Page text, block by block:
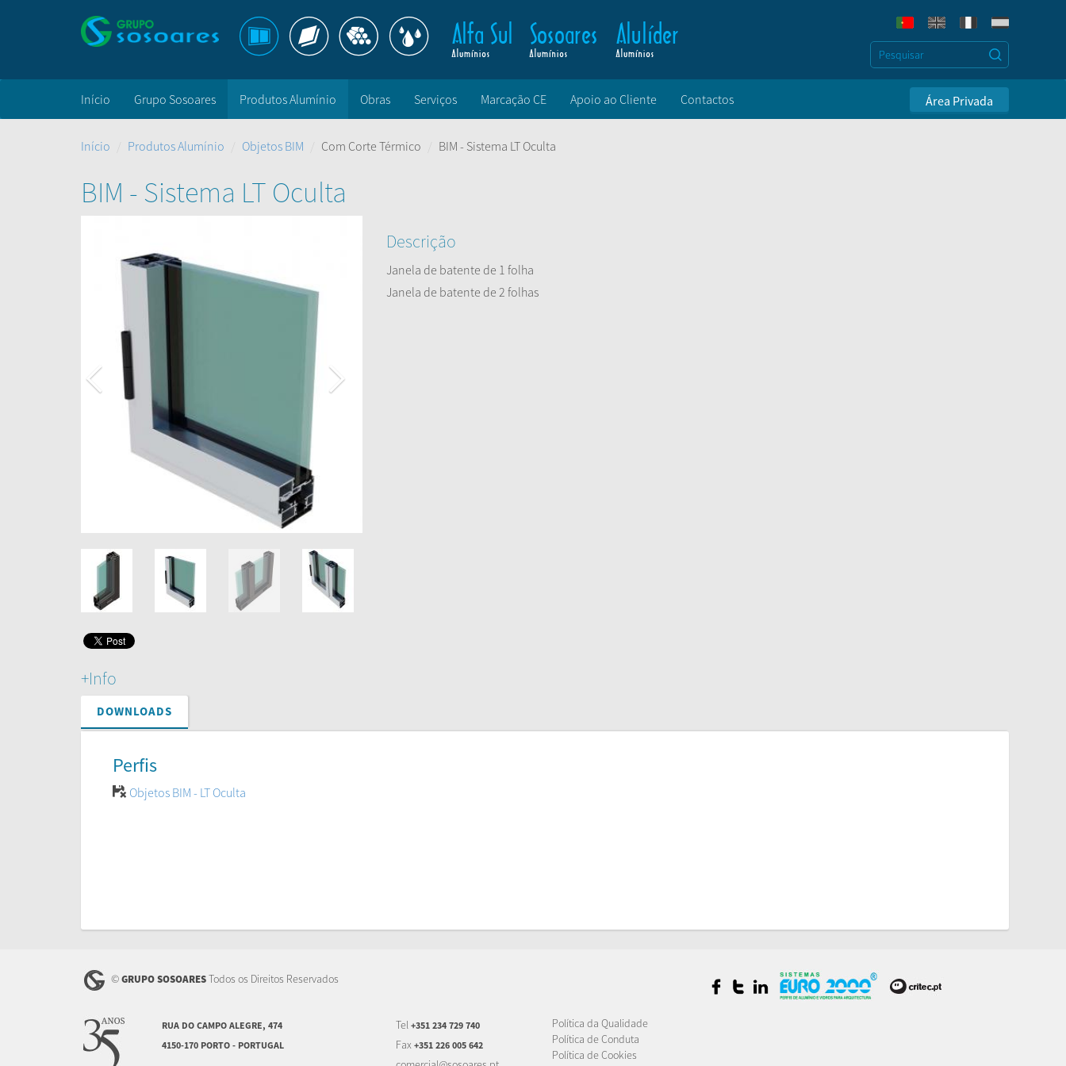
Área Privada
Início Grupo Sosoares Produtos Alumínio Obras Serviços Marcação CE Apoio ao Cliente Contactos
Início Produtos Alumínio Objetos BIM Com Corte Térmico BIM - Sistema LT Oculta
BIM - Sistema LT Oculta
Descrição
Janela de batente de 1 folha
Janela de batente de 2 folhas
+Info
DOWNLOADS
Perfis
Objetos BIM - LT Oculta
©GRUPO SOSOARESTodos os Direitos Reservados
RUA DO CAMPO ALEGRE, 474
4150-170 PORTO - PORTUGAL
Tel +351 234 729 740
Fax +351 226 005 642
Política da Qualidade
Política de Conduta
Política de Cookies